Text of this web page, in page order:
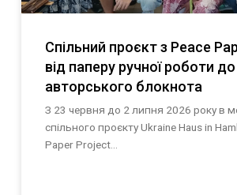
Спільний проєкт з Peace
від паперу ручної роботи до
авторського блокнота
З 23 червня до 2 липня 2026 року в
спільного проєкту Ukraine Haus in
Paper Project...